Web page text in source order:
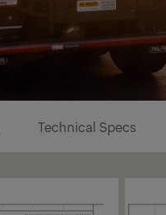
Technical Specs